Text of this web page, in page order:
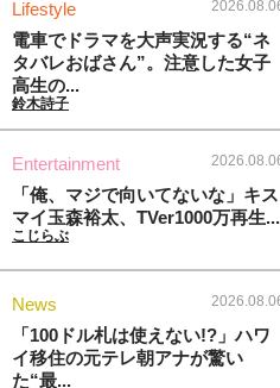
Lifestyle
電車でドラマを大声実況する“ネ
タバレおばさん”。注意した女子
高生の...
鈴木詩子
Entertainment
「俺、マジで向いてないな」キス
マイ玉森裕太、TVer1000万再生...
こじらぶ
News
「100ドル札は使えない!?」ハワ
イ移住の元テレ朝アナが驚い
た“最...